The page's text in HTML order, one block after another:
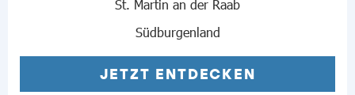
St. Martin an der Raab
Südburgenland
JETZT ENTDECKEN